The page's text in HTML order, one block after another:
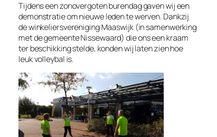
Tijdens een zonovergoten burendag gaven wij een
demonstratie om nieuwe leden te werven. Dankzij
de winkeliersvereniging Maaswijk (in samenwerking
met de gemeente Nissewaard) die ons een kraam
ter beschikking stelde, konden wij laten zien hoe
leuk volleybal is.